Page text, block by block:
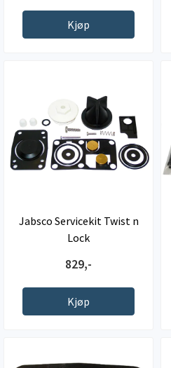
Kjøp
Jabsco Servicekit Twist n
Lock
829,-
Kjøp